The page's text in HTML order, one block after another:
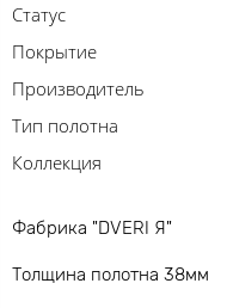
Статус
Покрытие
Производитель
Тип полотна
Коллекция
Фабрика "DVERI Я"
Толщина полотна 38мм